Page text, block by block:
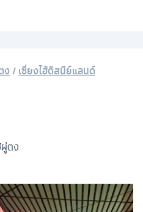
ง/เซี่ยงไฮ้ดิสนีย์แลนด์
ผู่ตง